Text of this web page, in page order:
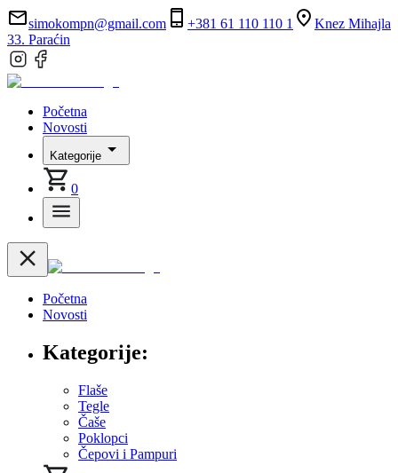
simokompn@gmail.com +381 61 110 110 1
Knez Mihajla
33. Paraćin
Početna
Novosti
Kategorije
0
Početna
Novosti
Kategorije:
Flaše
Tegle
Čaše
Poklopci
Čepovi i Pampuri